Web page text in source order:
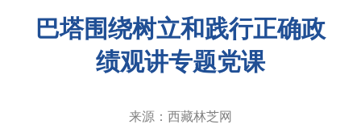
巴塔围绕树立和践行正确政
绩观讲专题党课
来源： 西藏林芝网